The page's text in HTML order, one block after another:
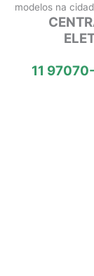
modelos na
11